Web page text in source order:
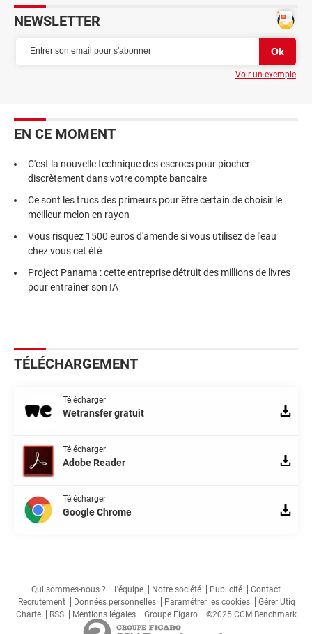
NEWSLETTER
Voir un exemple
EN CE MOMENT
C'est la nouvelle technique des escrocs pour piocher
discrètement dans votre compte bancaire
Ce sont les trucs des primeurs pour être certain de choisir le
meilleur melon en rayon
Vous risquez 1500 euros d'amende si vous utilisez de l'eau
chez vous cet été
Project Panama : cette entreprise détruit des millions de livres
pour entraîner son IA
TÉLÉCHARGEMENT
Télécharger
Wetransfer gratuit
Télécharger
Adobe Reader
Télécharger
Google Chrome
Qui sommes-nous ? L'équipe Notre société Publicité
Contact
Recrutement
Données personnelles Paramétrer les cookies
Gérer Utiq
Charte
RSS Mentions légales Groupe Figaro ©2025 CCM Benchmark